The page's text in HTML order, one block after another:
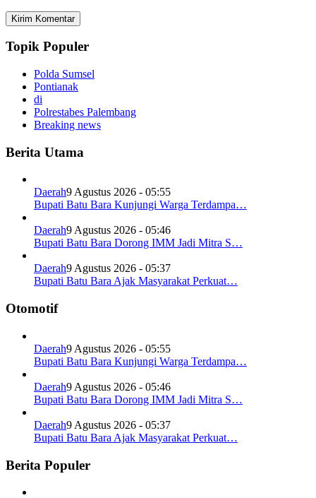
Topik Populer
Polda Sumsel
Pontianak
di
Polrestabes Palembang
Breaking news
Berita Utama
Daerah9 Agustus 2026 - 05:55
Bupati Batu Bara Kunjungi Warga Terdampa…
Daerah9 Agustus 2026 - 05:46
Bupati Batu Bara Dorong IMM Jadi Mitra S…
Daerah9 Agustus 2026 - 05:37
Bupati Batu Bara Ajak Masyarakat Perkuat…
Otomotif
Daerah9 Agustus 2026 - 05:55
Bupati Batu Bara Kunjungi Warga Terdampa…
Daerah9 Agustus 2026 - 05:46
Bupati Batu Bara Dorong IMM Jadi Mitra S…
Daerah9 Agustus 2026 - 05:37
Bupati Batu Bara Ajak Masyarakat Perkuat…
Berita Populer